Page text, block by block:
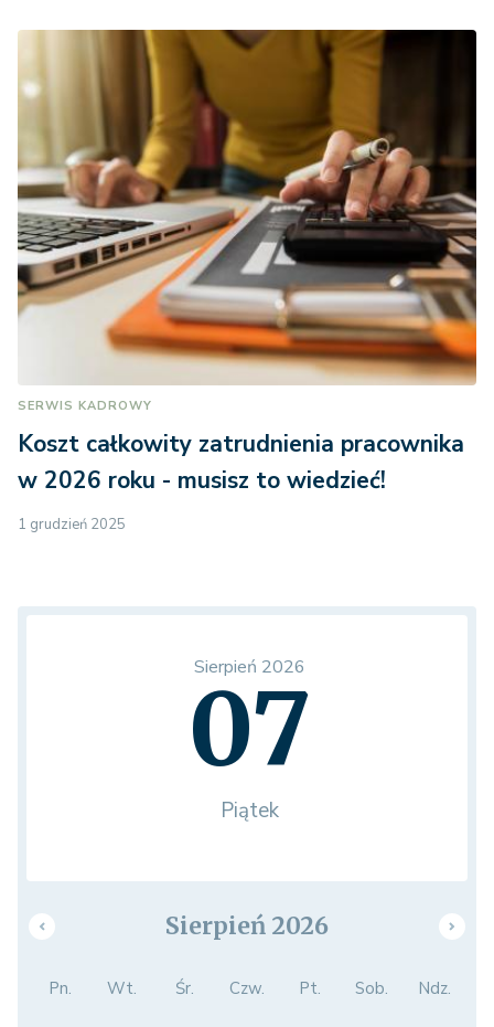
SERWIS KADROWY
Koszt całkowity zatrudnienia pracownika
w 2026 roku - musisz to wiedzieć!
1 grudzień 2025
Sierpień 2026
07
Piątek
Sierpień 2026
Pn. Wt. Śr. Czw. Pt. Sob. Ndz.